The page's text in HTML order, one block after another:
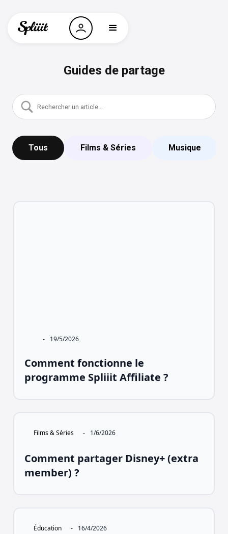
Guides de partage
Tous Films & Séries Musique
- 19/5/2026
Comment fonctionne le
programme Spliiit Affiliate ?
Films & Séries - 1/6/2026
Comment partager Disney+ (extra
member) ?
Éducation - 16/4/2026